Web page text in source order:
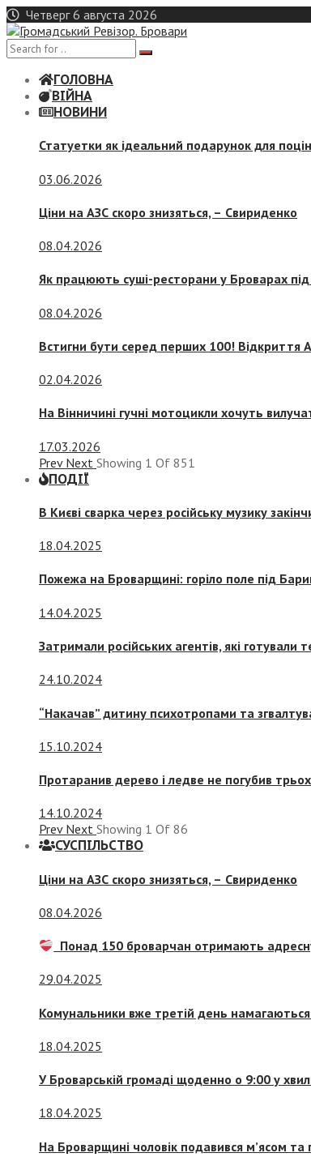
Skip
to
content
Четверг 6 августа 2026
ГОЛОВНА
ВІЙНА
НОВИНИ
Статуетки як ідеальний подарунок для
03.06.2026
Ціни на АЗС скоро знизяться, – Свириденко
08.04.2026
Як працюють суші-ресторани у Броварах під
08.04.2026
Встигни бути серед перших 100! Відкриття
02.04.2026
На Вінничині гучні мотоцикли хочуть
17.03.2026
Prev Next Showing 1 Of 851
ПОДІЇ
В Києві сварка через російську музику
18.04.2025
Пожежа на Броварщині: горіло поле під
14.04.2025
Затримали російських агентів, які готували
24.10.2024
“Накачав” дитину психотропами та
15.10.2024
Протаранив дерево і ледве не погубив
14.10.2024
Prev Next Showing 1 Of 86
СУСПIЛЬСТВО
Ціни на АЗС скоро знизяться, – Свириденко
08.04.2026
Понад 150 броварчан отримають
29.04.2025
Комунальники вже третій день
18.04.2025
У Броварській громаді щоденно о 9:00 у
18.04.2025
На Броварщині чоловік подавився м’ясом та